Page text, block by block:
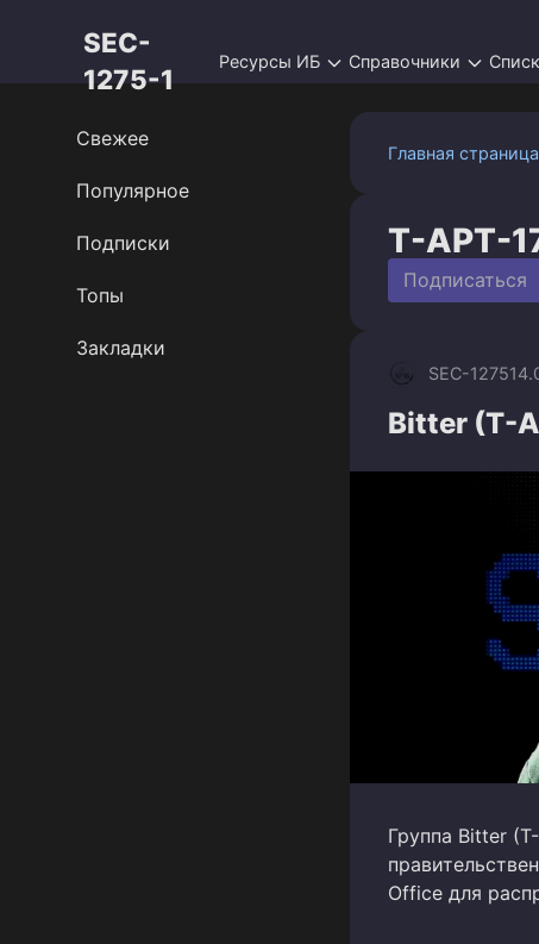
SEC-
1275-1
Ресурсы ИБ Справочники
Главная страница
T-APT-
Подписаться
SEC-1275
Bitter (T-
Группа Bitter
Office для
Свежее
Популярное
Подписки
Топы
Закладки